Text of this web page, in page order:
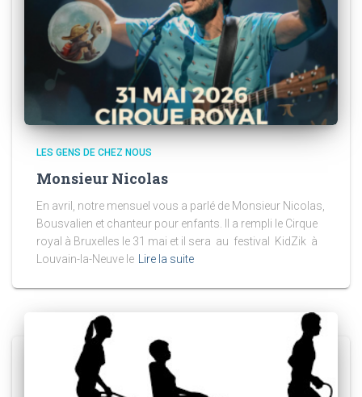
LES GENS DE CHEZ NOUS
Monsieur Nicolas
En avril, notre mensuel vous a parlé de Monsieur Nicolas,
Bousvalien et chanteur pour enfants. Il a rempli le Cirque
royal à Bruxelles le 31 mai et il sera au festival KidZik à
Louvain-la-Neuve le Lire la suite